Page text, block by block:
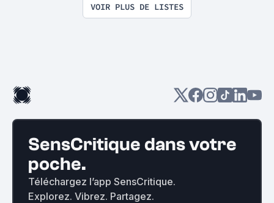
VOIR PLUS DE LISTES
SensCritique dans votre
poche.
Téléchargez l’app SensCritique.
Explorez. Vibrez. Partagez.